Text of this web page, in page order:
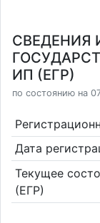
СВЕДЕНИЯ
ИП (ЕГР)
по состоянию на
Дата
Текущее
(ЕГР)